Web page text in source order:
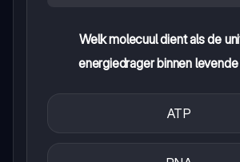
Welk molecuul dient als de
energiedrager binnen
ATP